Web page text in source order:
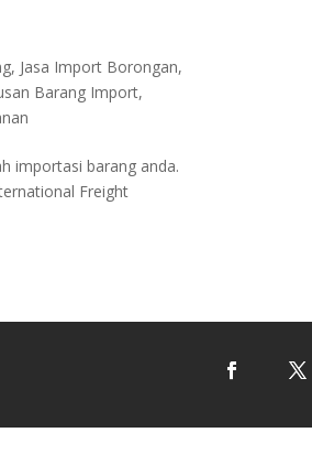
, Jasa Import Borongan,
Barang Import,
importasi barang anda.
Freight